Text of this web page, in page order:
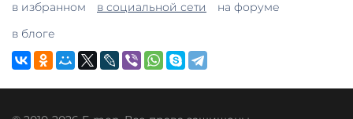
в избранном в социальной сети
на форуме
в блоге